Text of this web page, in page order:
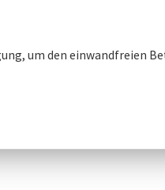
um den einwandfreien